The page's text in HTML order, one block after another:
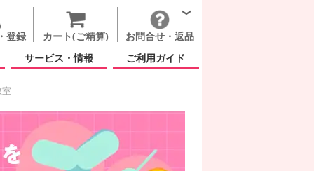
登録 カート(ご精算)
お問合せ・返品
サービス・情報
ご利用ガイド